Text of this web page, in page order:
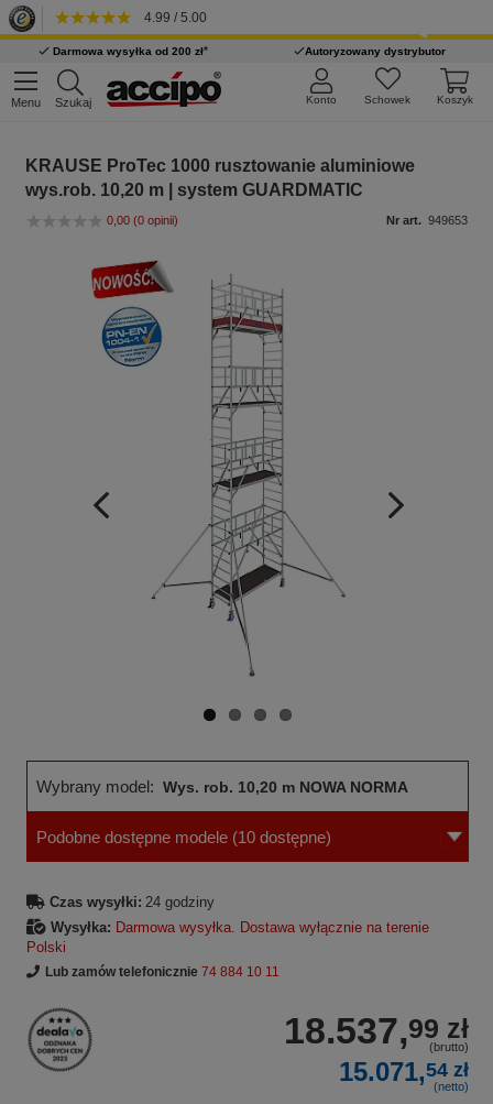
4.99 / 5.00
Darmowa wysyłka od 200 zł* Autoryzowany dystrybutor
Menu Szukaj Koszyk
Schowek
Konto
KRAUSE ProTec 1000 rusztowanie aluminiowe
wys.rob. 10,20 m | system GUARDMATIC
0,00 (0 opinii) Nr art. 949653
Wybrany model: Wys. rob. 10,20 m NOWA NORMA
Podobne dostępne modele (10 dostępne)
Czas wysyłki: 24 godziny
Wysyłka: Darmowa wysyłka. Dostawa wyłącznie na terenie
Polski
Lub zamów telefonicznie 74 884 10 11
18.537,99 zł
(brutto)
15.071,54 zł
(netto)